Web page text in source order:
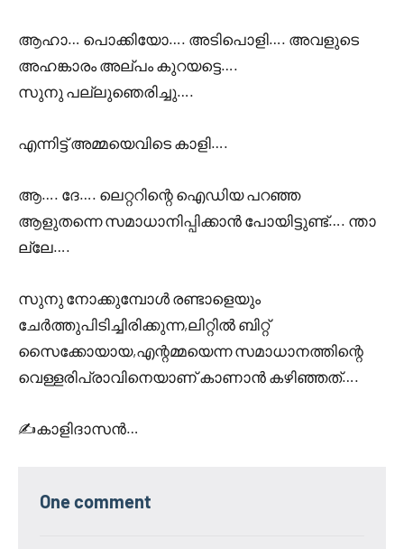
ആഹാ… പൊക്കിയോ…. അടിപൊളി…. അവളുടെ
അഹങ്കാരം അല്പം കുറയട്ടെ….
സുനു പല്ലുഞെരിച്ചു….
എന്നിട്ട് അമ്മയെവിടെ കാളി….
ആ…. ദേ…. ലെറ്ററിന്റെ ഐഡിയ പറഞ്ഞ
ആളുതന്നെ സമാധാനിപ്പിക്കാൻ പോയിട്ടുണ്ട്…. ന്താ
ല്ലേ….
സുനു നോക്കുമ്പോൾ രണ്ടാളെയും
ചേർത്തുപിടിച്ചിരിക്കുന്ന,ലിറ്റിൽ ബിറ്റ്
സൈക്കോയായ,എന്റമ്മയെന്ന സമാധാനത്തിന്റെ
വെള്ളരിപ്രാവിനെയാണ് കാണാൻ കഴിഞ്ഞത്….
✍️കാളിദാസൻ…
One comment